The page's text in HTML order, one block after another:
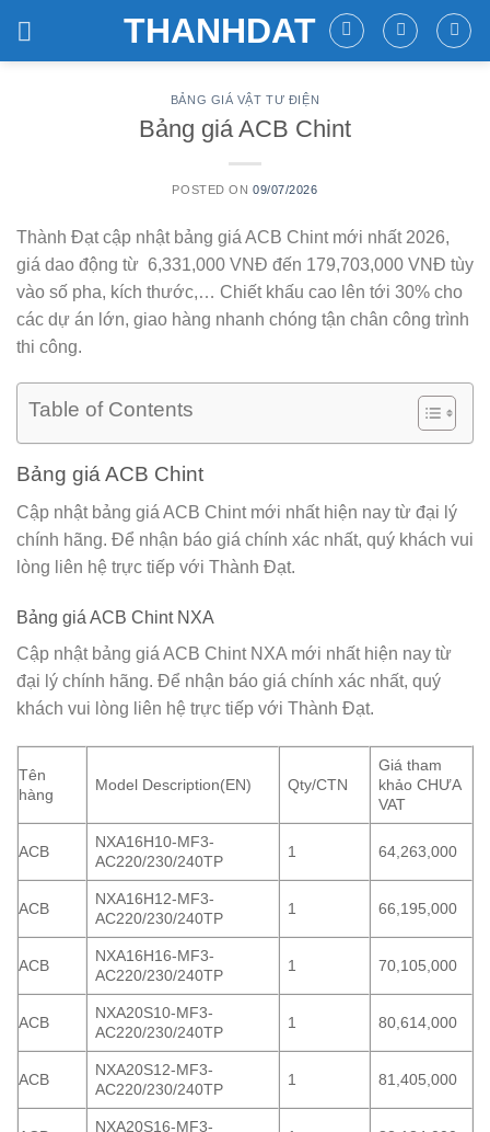
THANHDAT
BẢNG GIÁ VẬT TƯ ĐIỆN
Bảng giá ACB Chint
POSTED ON 09/07/2026
Thành Đạt cập nhật bảng giá ACB Chint mới nhất 2026,
giá dao động từ 6,331,000 VNĐ đến 179,703,000 VNĐ tùy
vào số pha, kích thước,… Chiết khấu cao lên tới 30% cho
các dự án lớn, giao hàng nhanh chóng tận chân công trình
thi công.
Table of Contents
Bảng giá ACB Chint
Cập nhật bảng giá ACB Chint mới nhất hiện nay từ đại lý
chính hãng. Để nhận báo giá chính xác nhất, quý khách vui
lòng liên hệ trực tiếp với Thành Đạt.
Bảng giá ACB Chint NXA
Cập nhật bảng giá ACB Chint NXA mới nhất hiện nay từ
đại lý chính hãng. Để nhận báo giá chính xác nhất, quý
khách vui lòng liên hệ trực tiếp với Thành Đạt.
Tên
hàng
Model Description(EN) Qty/CTN
Giá tham
khảo CHƯA
VAT
ACB
NXA16H10-MF3-
AC220/230/240TP
1 64,263,000
ACB
NXA16H12-MF3-
AC220/230/240TP
1 66,195,000
ACB
NXA16H16-MF3-
AC220/230/240TP
1 70,105,000
ACB
NXA20S10-MF3-
AC220/230/240TP
1 80,614,000
ACB
NXA20S12-MF3-
AC220/230/240TP
1 81,405,000
NXA20S16-MF3-